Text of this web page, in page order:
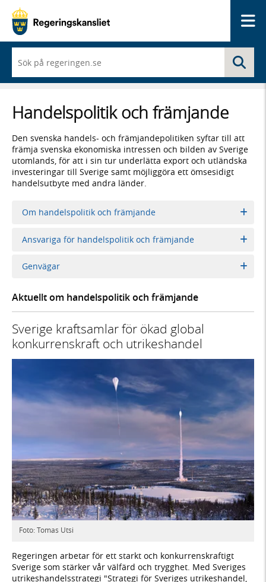
du
börjar
skriva
framträder
en
med
sökförslag
Handelspolitik och främjande
Den svenska handels- och främjandepolitiken syftar till att
främja svenska ekonomiska intressen och bilden av Sverige
utomlands, för att i sin tur underlätta export och utländska
investeringar till Sverige samt möjliggöra ett ömsesidigt
handelsutbyte med andra länder.
Om handelspolitik och främjande
Ansvariga för handelspolitik och främjande
Genvägar
Aktuellt om handelspolitik och främjande
Sverige kraftsamlar för ökad global
konkurrenskraft och utrikeshandel
Foto: Tomas Utsi
Regeringen arbetar för ett starkt och konkurrenskraftigt
Sverige som stärker vår välfärd och trygghet. Med Sveriges
utrikeshandelsstrategi "Strategi för Sveriges utrikeshandel,